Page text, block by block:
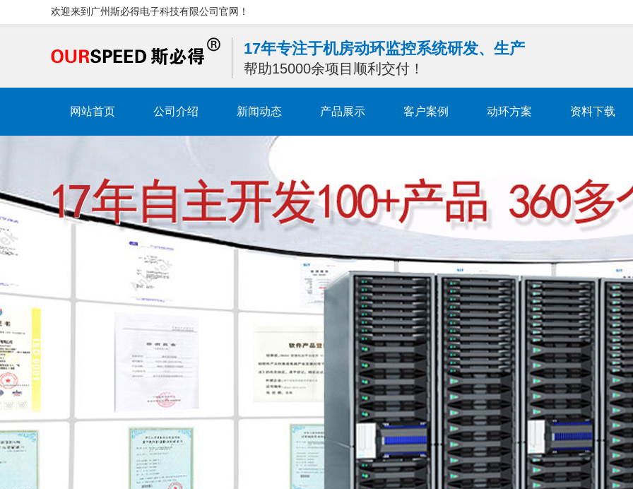
欢迎来到广州斯必得电子科技有限公司官网！
17年专注于机房动环监控系统研发、生产
帮助15000余项目顺利交付！
网站首页 公司介绍 新闻动态 产品展示 客户案例 动环方案 资料下载